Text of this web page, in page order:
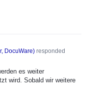
DocuWare)responded
es weiter
wird. Sobald wir weitere